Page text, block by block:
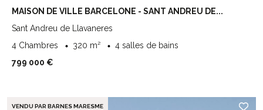
MAISON DE VILLE BARCELONE - SANT ANDREU DE...
Sant Andreu de Llavaneres
4 Chambres
320 m²
4 salles de bains
799 000 €
VENDU PAR BARNES MARESME